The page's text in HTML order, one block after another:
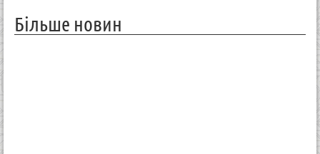
Більше новин